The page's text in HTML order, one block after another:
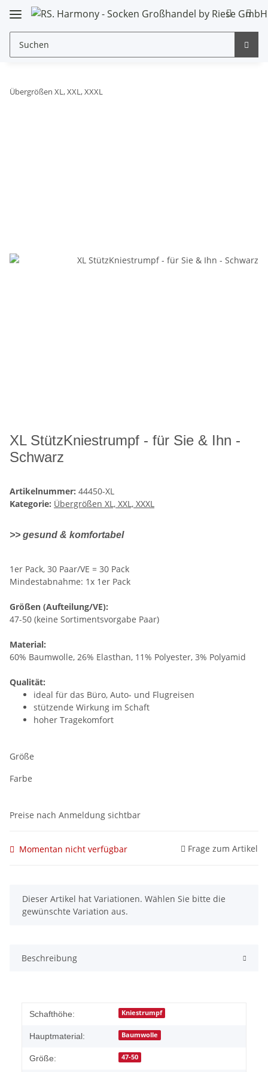
Übergrößen XL, XXL, XXXL
XL StützKniestrumpf - für Sie & Ihn -
Schwarz
Artikelnummer: 44450-XL
Kategorie: Übergrößen XL, XXL, XXXL
>> gesund & komfortabel
1er Pack, 30 Paar/VE = 30 Pack
Mindestabnahme: 1x 1er Pack
Größen (Aufteilung/VE):
47-50 (keine Sortimentsvorgabe Paar)
Material:
60% Baumwolle, 26% Elasthan, 11% Polyester, 3% Polyamid
Qualität:
ideal für das Büro, Auto- und Flugreisen
stützende Wirkung im Schaft
hoher Tragekomfort
Größe
Farbe
Preise nach Anmeldung sichtbar
Momentan nicht verfügbar Frage zum Artikel
x
Dieser Artikel hat Variationen. Wählen Sie bitte die
gewünschte Variation aus.
Beschreibung
Schafthöhe: Kniestrumpf
Hauptmaterial: Baumwolle
Größe: 47-50